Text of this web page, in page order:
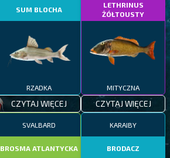
SUM BLOCHA
RZADKA
CZYTAJ WIĘCEJ
LETHRINUS
ŻÓŁTOUSTY
MITYCZNA
CZYTAJ WIĘCEJ
SVALBARD
BROSMA ATLANTYCKA
KARAIBY
BRODACZ